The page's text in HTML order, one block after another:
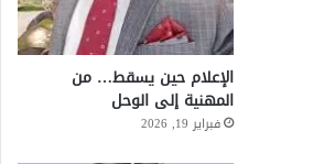
الإعلام حين يسقط… من
المهنية إلى الوحل
فبراير 19, 2026